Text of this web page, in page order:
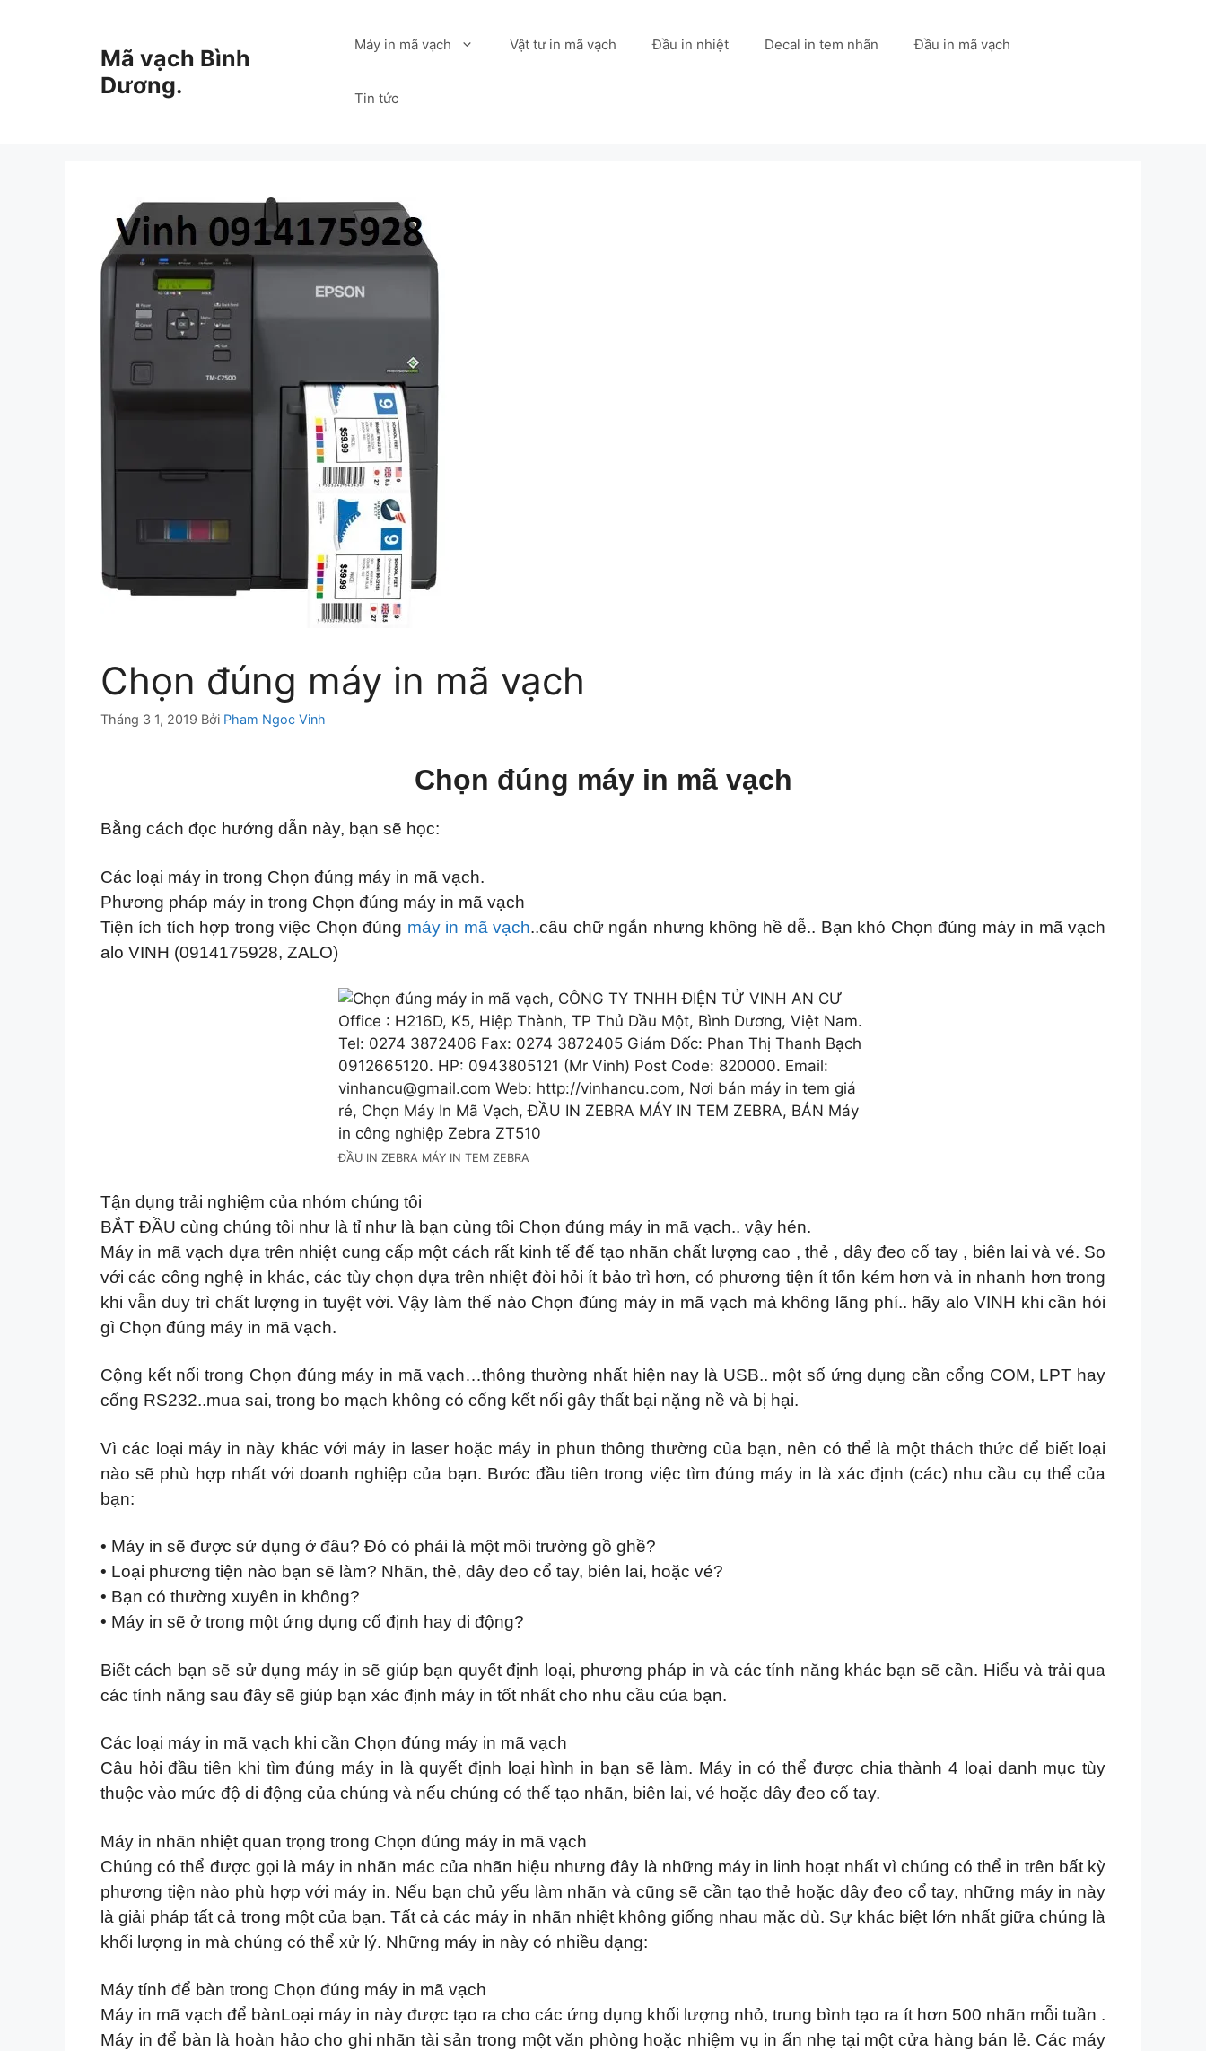
Mã vạch Bình
Dương.
Máy in mã vạch Vật tư in mã vạch Đầu in nhiệt Decal in tem nhãn Đầu in mã vạch
Tin tức
Chọn đúng máy in mã vạch
Tháng 3 1, 2019 Bởi Pham Ngoc Vinh
Chọn đúng máy in mã vạch
Bằng cách đọc hướng dẫn này, bạn sẽ học:
Các loại máy in trong Chọn đúng máy in mã vạch.
Phương pháp máy in trong Chọn đúng máy in mã vạch
Tiện ích tích hợp trong việc Chọn đúng máy in mã vạch..câu chữ ngắn nhưng không hề dễ.. Bạn khó Chọn đúng máy in mã vạch
alo VINH (0914175928, ZALO)
ĐẦU IN ZEBRA MÁY IN TEM ZEBRA
Tận dụng trải nghiệm của nhóm chúng tôi
BẮT ĐẦU cùng chúng tôi như là tỉ như là bạn cùng tôi Chọn đúng máy in mã vạch.. vậy hén.
Máy in mã vạch dựa trên nhiệt cung cấp một cách rất kinh tế để tạo nhãn chất lượng cao , thẻ , dây đeo cổ tay , biên lai và vé. So
với các công nghệ in khác, các tùy chọn dựa trên nhiệt đòi hỏi ít bảo trì hơn, có phương tiện ít tốn kém hơn và in nhanh hơn trong
khi vẫn duy trì chất lượng in tuyệt vời. Vậy làm thế nào Chọn đúng máy in mã vạch mà không lãng phí.. hãy alo VINH khi cần hỏi
gì Chọn đúng máy in mã vạch.
Cộng kết nối trong Chọn đúng máy in mã vạch…thông thường nhất hiện nay là USB.. một số ứng dụng cần cổng COM, LPT hay
cổng RS232..mua sai, trong bo mạch không có cổng kết nối gây thất bại nặng nề và bị hại.
Vì các loại máy in này khác với máy in laser hoặc máy in phun thông thường của bạn, nên có thể là một thách thức để biết loại
nào sẽ phù hợp nhất với doanh nghiệp của bạn. Bước đầu tiên trong việc tìm đúng máy in là xác định (các) nhu cầu cụ thể của
bạn:
• Máy in sẽ được sử dụng ở đâu? Đó có phải là một môi trường gồ ghề?
• Loại phương tiện nào bạn sẽ làm? Nhãn, thẻ, dây đeo cổ tay, biên lai, hoặc vé?
• Bạn có thường xuyên in không?
• Máy in sẽ ở trong một ứng dụng cố định hay di động?
Biết cách bạn sẽ sử dụng máy in sẽ giúp bạn quyết định loại, phương pháp in và các tính năng khác bạn sẽ cần. Hiểu và trải qua
các tính năng sau đây sẽ giúp bạn xác định máy in tốt nhất cho nhu cầu của bạn.
Các loại máy in mã vạch khi cần Chọn đúng máy in mã vạch
Câu hỏi đầu tiên khi tìm đúng máy in là quyết định loại hình in bạn sẽ làm. Máy in có thể được chia thành 4 loại danh mục tùy
thuộc vào mức độ di động của chúng và nếu chúng có thể tạo nhãn, biên lai, vé hoặc dây đeo cổ tay.
Máy in nhãn nhiệt quan trọng trong Chọn đúng máy in mã vạch
Chúng có thể được gọi là máy in nhãn mác của nhãn hiệu nhưng đây là những máy in linh hoạt nhất vì chúng có thể in trên bất kỳ
phương tiện nào phù hợp với máy in. Nếu bạn chủ yếu làm nhãn và cũng sẽ cần tạo thẻ hoặc dây đeo cổ tay, những máy in này
là giải pháp tất cả trong một của bạn. Tất cả các máy in nhãn nhiệt không giống nhau mặc dù. Sự khác biệt lớn nhất giữa chúng là
khối lượng in mà chúng có thể xử lý. Những máy in này có nhiều dạng:
Máy tính để bàn trong Chọn đúng máy in mã vạch
Máy in mã vạch để bànLoại máy in này được tạo ra cho các ứng dụng khối lượng nhỏ, trung bình tạo ra ít hơn 500 nhãn mỗi tuần .
Máy in để bàn là hoàn hảo cho ghi nhãn tài sản trong một văn phòng hoặc nhiệm vụ in ấn nhẹ tại một cửa hàng bán lẻ. Các máy